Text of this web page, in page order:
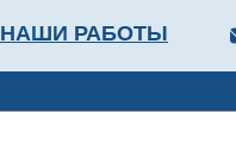
НАШИ РАБОТЫ